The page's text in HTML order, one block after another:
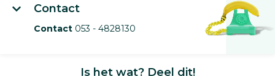
Contact
Contact 053 - 4828130
Is het wat? Deel dit!